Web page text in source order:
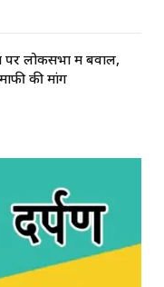
पर लोकसभा में बवाल,
की मांग